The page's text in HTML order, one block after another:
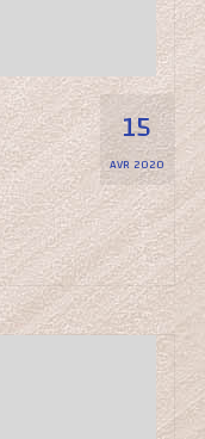
15
AVR 2020